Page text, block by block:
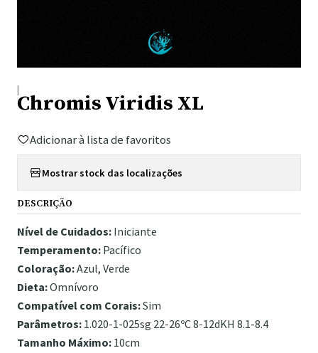
|
Chromis Viridis XL
Adicionar à lista de favoritos
Mostrar stock das localizações
DESCRIÇÃO
Nível de Cuidados: Iniciante
Temperamento: Pacífico
Coloração:Azul, Verde
Dieta:Omnívoro
Compatível com Corais:Sim
Parâmetros: 1.020-1-025sg 22-26ºC 8-12dKH 8.1-8.4
Tamanho Máximo: 10cm